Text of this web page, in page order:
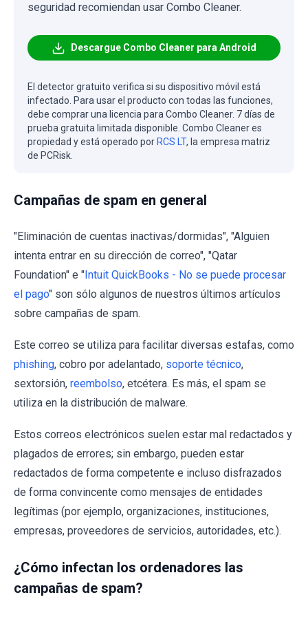
seguridad recomiendan usar Combo Cleaner.
Descargue Combo Cleaner para Android
El detector gratuito verifica si su dispositivo móvil está
infectado. Para usar el producto con todas las funciones,
debe comprar una licencia para Combo Cleaner. 7 días de
prueba gratuita limitada disponible. Combo Cleaner es
propiedad y está operado por RCS LT, la empresa matriz
de PCRisk.
Campañas de spam en general
"Eliminación de cuentas inactivas/dormidas", "Alguien
intenta entrar en su dirección de correo", "Qatar
Foundation" e " Intuit QuickBooks - No se puede procesar
el pago" son sólo algunos de nuestros últimos artículos
sobre campañas de spam.
Este correo se utiliza para facilitar diversas estafas, como
phishing, cobro por adelantado, soporte técnico,
sextorsión, reembolso, etcétera. Es más, el spam se
utiliza en la distribución de malware.
Estos correos electrónicos suelen estar mal redactados y
plagados de errores; sin embargo, pueden estar
redactados de forma competente e incluso disfrazados
de forma convincente como mensajes de entidades
legítimas (por ejemplo, organizaciones, instituciones,
empresas, proveedores de servicios, autoridades, etc.).
¿Cómo infectan los ordenadores las
campañas de spam?